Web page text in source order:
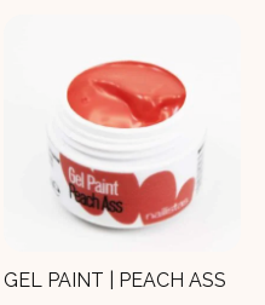
GEL PAINT | PEACH ASS